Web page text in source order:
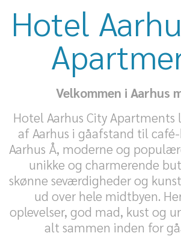
Hotel
Velkommen i Aarhus
Hotel Aarhus City
af Aarhus i gåafstand til
Aarhus Å, moderne og
unikke og charmerende
skønne seværdigheder og
ud over hele midtbyen.
oplevelser, god mad, kust og
alt sammen inden for